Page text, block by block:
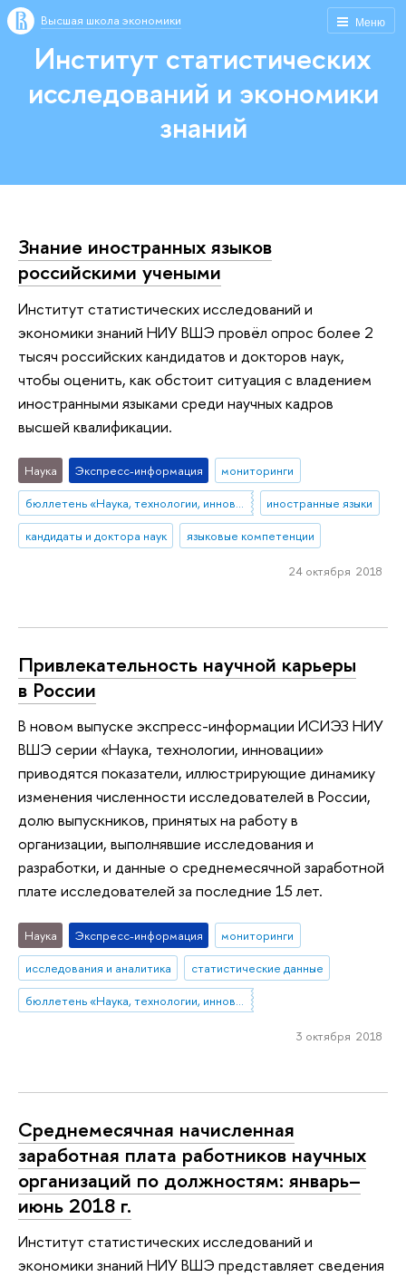
Меню
Высшая школа экономики
Институт статистических
исследований и экономики
знаний
Знание иностранных языков
российскими учеными
Институт статистических исследований и
экономики знаний НИУ ВШЭ провёл опрос более 2
тысяч российских кандидатов и докторов наук,
чтобы оценить, как обстоит ситуация с владением
иностранными языками среди научных кадров
высшей квалификации.
Наука Экспресс-информация
мониторинги
бюллетень «Наука, технологии, инновации»
иностранные языки
кандидаты и доктора наук
языковые компетенции
24 октября 2018
Привлекательность научной карьеры
в России
В новом выпуске экспресс-информации ИСИЭЗ НИУ
ВШЭ серии «Наука, технологии, инновации»
приводятся показатели, иллюстрирующие динамику
изменения численности исследователей в России,
долю выпускников, принятых на работу в
организации, выполнявшие исследования и
разработки, и данные о среднемесячной заработной
плате исследователей за последние 15 лет.
Наука Экспресс-информация
мониторинги
исследования и аналитика
статистические данные
3 октября 2018
Среднемесячная начисленная
заработная плата работников научных
организаций по должностям: январь–
июнь 2018 г.
Институт статистических исследований и
экономики знаний НИУ ВШЭ представляет сведения